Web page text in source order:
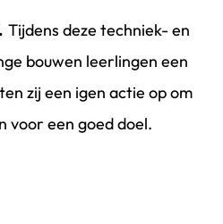
Tijdens deze techniek- en
bouwen leerlingen een
zij een igen actie op om
voor een goed doel.